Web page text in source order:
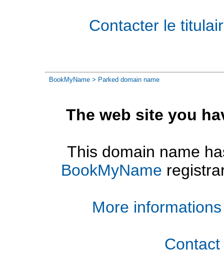
Contacter le
BookMyName > Parked domain name
The web site you
This domain name
BookMyName
More